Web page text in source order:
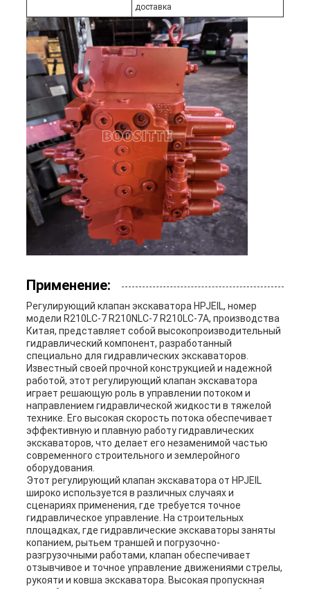
доставка
Применение:
Регулирующий клапан экскаватора HPJEIL, номер
модели R210LC-7 R210NLC-7 R210LC-7A, производства
Китая, представляет собой высокопроизводительный
гидравлический компонент, разработанный
специально для гидравлических экскаваторов.
Известный своей прочной конструкцией и надежной
работой, этот регулирующий клапан экскаватора
играет решающую роль в управлении потоком и
направлением гидравлической жидкости в тяжелой
технике. Его высокая скорость потока обеспечивает
эффективную и плавную работу гидравлических
экскаваторов, что делает его незаменимой частью
современного строительного и землеройного
оборудования.
Этот регулирующий клапан экскаватора от HPJEIL
широко используется в различных случаях и
сценариях применения, где требуется точное
гидравлическое управление. На строительных
площадках, где гидравлические экскаваторы заняты
копанием, рытьем траншей и погрузочно-
разгрузочными работами, клапан обеспечивает
отзывчивое и точное управление движениями стрелы,
рукояти и ковша экскаватора. Высокая пропускная